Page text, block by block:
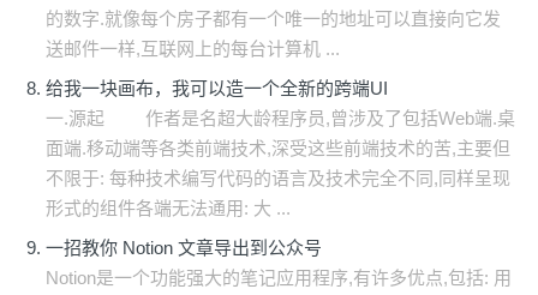
的数字.就像每个房子都有一个唯一的地址可以直接向它发
送邮件一样,互联网上的每台计算机 ...
给我一块画布，我可以造一个全新的跨端UI
一.源起 作者是名超大龄程序员,曾涉及了包括Web端.桌
面端.移动端等各类前端技术,深受这些前端技术的苦,主要但
不限于: 每种技术编写代码的语言及技术完全不同,同样呈现
形式的组件各端无法通用: 大 ...
一招教你 Notion 文章导出到公众号
Notion是一个功能强大的笔记应用程序,有许多优点,包括: 用